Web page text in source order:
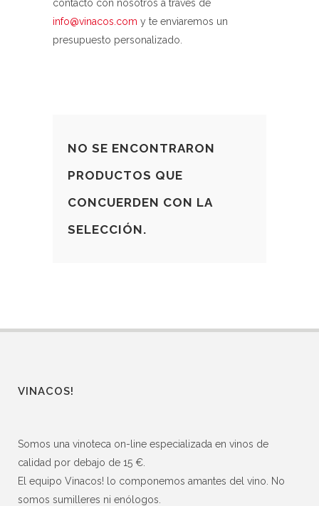
contacto con nosotros a través de
info@vinacos.com y te enviaremos un
presupuesto personalizado.
NO SE ENCONTRARON
PRODUCTOS QUE
CONCUERDEN CON LA
SELECCIÓN.
VINACOS!
Somos una vinoteca on-line especializada en vinos de
calidad por debajo de 15 €.
El equipo Vinacos! lo componemos amantes del vino. No
somos sumilleres ni enólogos.